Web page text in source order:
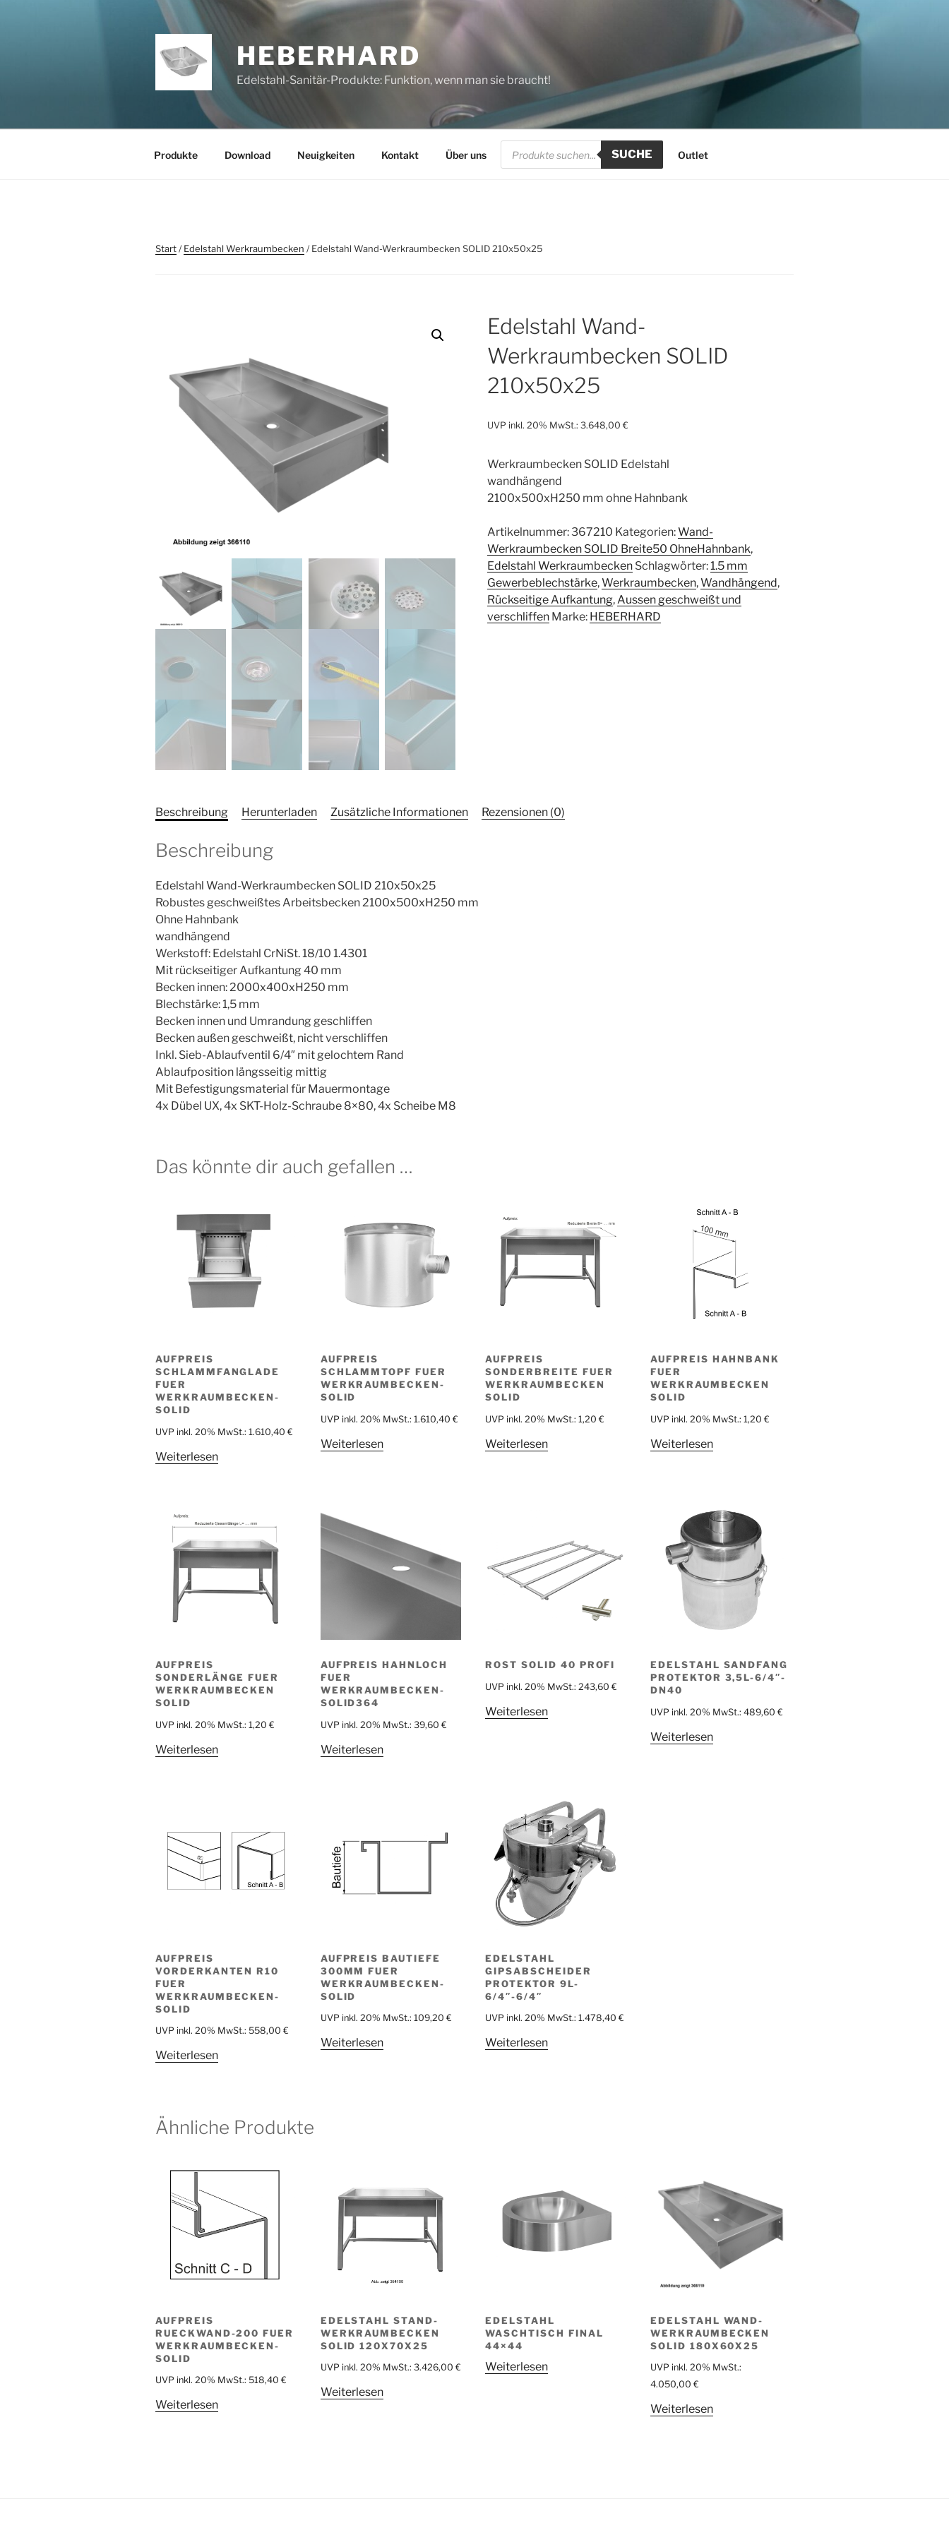
HEBERHARD
Edelstahl-Sanitär-Produkte: Funktion, wenn man sie braucht!
Produkte Download Neuigkeiten Kontakt Über uns
Products
search
SUCHE Outlet
Start/Edelstahl Werkraumbecken / Edelstahl Wand-Werkraumbecken SOLID 210x50x25
Edelstahl Wand-
Werkraumbecken SOLID
210x50x25
UVP inkl. 20% MwSt.:3.648,00€
Werkraumbecken SOLID Edelstahl
wandhängend
2100x500xH250 mm ohne Hahnbank
Artikelnummer:367210 Kategorien:Wand-
Werkraumbecken SOLID Breite50 OhneHahnbank,
Edelstahl Werkraumbecken Schlagwörter:1.5 mm
Gewerbeblechstärke,Werkraumbecken,Wandhängend,
Rückseitige Aufkantung, Aussen geschweißt und
verschliffen Marke: HEBERHARD
Beschreibung Herunterladen Zusätzliche Informationen Rezensionen (0)
Beschreibung
Edelstahl Wand-Werkraumbecken SOLID 210x50x25
Robustes geschweißtes Arbeitsbecken 2100x500xH250 mm
Ohne Hahnbank
wandhängend
Werkstoff: Edelstahl CrNiSt. 18/10 1.4301
Mit rückseitiger Aufkantung 40 mm
Becken innen: 2000x400xH250 mm
Blechstärke: 1,5 mm
Becken innen und Umrandung geschliffen
Becken außen geschweißt, nicht verschliffen
Inkl. Sieb-Ablaufventil 6/4″ mit gelochtem Rand
Ablaufposition längsseitig mittig
Mit Befestigungsmaterial für Mauermontage
4x Dübel UX, 4x SKT-Holz-Schraube 8×80, 4x Scheibe M8
Das könnte dir auch gefallen …
AUFPREIS
SCHLAMMFANGLADE
FUER
WERKRAUMBECKEN-
SOLID
UVP inkl. 20% MwSt.: 1.610,40 €
Weiterlesen
AUFPREIS
SCHLAMMTOPF FUER
WERKRAUMBECKEN-
SOLID
UVP inkl. 20% MwSt.: 1.610,40 €
Weiterlesen
AUFPREIS
SONDERBREITE FUER
WERKRAUMBECKEN
SOLID
UVP inkl. 20% MwSt.:1,20€
Weiterlesen
AUFPREIS HAHNBANK
FUER
WERKRAUMBECKEN
SOLID
UVP inkl. 20% MwSt.:1,20€
Weiterlesen
AUFPREIS
SONDERLÄNGE FUER
WERKRAUMBECKEN
SOLID
UVP inkl. 20% MwSt.: 1,20 €
Weiterlesen
AUFPREIS HAHNLOCH
FUER
WERKRAUMBECKEN-
SOLID364
UVP inkl. 20% MwSt.: 39,60 €
Weiterlesen
ROST SOLID 40 PROFI
UVP inkl. 20% MwSt.:243,60€
Weiterlesen
EDELSTAHL SANDFANG
PROTEKTOR 3,5L-6/4″-
DN40
UVP inkl. 20% MwSt.:489,60€
Weiterlesen
AUFPREIS
VORDERKANTEN R10
FUER
WERKRAUMBECKEN-
SOLID
UVP inkl. 20% MwSt.: 558,00 €
Weiterlesen
AUFPREIS BAUTIEFE
300MM FUER
WERKRAUMBECKEN-
SOLID
UVP inkl. 20% MwSt.: 109,20 €
Weiterlesen
EDELSTAHL
GIPSABSCHEIDER
PROTEKTOR 9L-
6/4″-6/4″
UVP inkl. 20% MwSt.:1.478,40€
Weiterlesen
Ähnliche Produkte
AUFPREIS
RUECKWAND-200 FUER
WERKRAUMBECKEN-
SOLID
UVP inkl. 20% MwSt.: 518,40 €
Weiterlesen
EDELSTAHL STAND-
WERKRAUMBECKEN
SOLID 120X70X25
UVP inkl. 20% MwSt.: 3.426,00 €
Weiterlesen
EDELSTAHL
WASCHTISCH FINAL
44×44
Weiterlesen
EDELSTAHL WAND-
WERKRAUMBECKEN
SOLID 180X60X25
UVP inkl. 20% MwSt.:
4.050,00€
Weiterlesen